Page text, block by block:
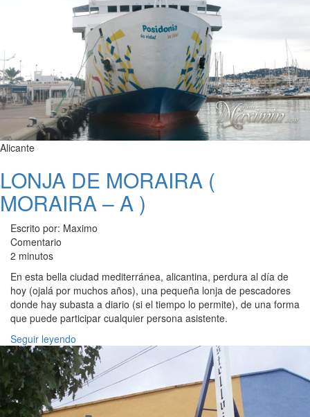
Alicante
LONJA DE MORAIRA (
MORAIRA – A )
Escrito por: Maximo
Comentario
2 minutos
En esta bella ciudad mediterránea, alicantina, perdura al día de
hoy (ojalá por muchos años), una pequeña lonja de pescadores
donde hay subasta a diario (si el tiempo lo permite), de una forma
que puede participar cualquier persona asistente.
Seguir leyendo